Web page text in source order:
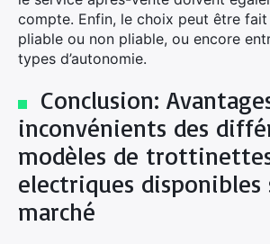
compte. Enfin, le choix peut être
pliable ou non pliable, ou encore
types d’autonomie.
Conclusion:
inconvénients des
modèles de
electriques disponibles
marché
Rechercher